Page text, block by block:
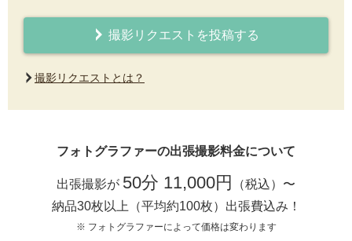
撮影リクエストを投稿する
撮影リクエストとは？
フォトグラファーの出張撮影料金について
出張撮影が 50分 11,000円
（税込）〜
納品30枚以上（平均約100枚）出張費込み！
※ フォトグラファーによって価格は変わります